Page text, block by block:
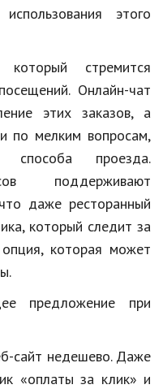
этого
стремится
Онлайн-чат
этих заказов, а
по мелким вопросам,
способа проезда.
поддерживают
даже ресторанный
который следит за
которая может
предложение при
сайт недешево. Даже
«оплаты за клик» и